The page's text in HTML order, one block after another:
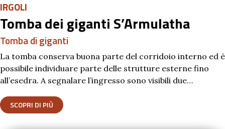
IRGOLI
Tomba dei giganti S’Armulatha
Tomba di giganti
La tomba conserva buona parte del corridoio interno ed è
possibile individuare parte delle strutture esterne fino
all’esedra. A segnalare l’ingresso sono visibili due…
SCOPRI DI PIÙ